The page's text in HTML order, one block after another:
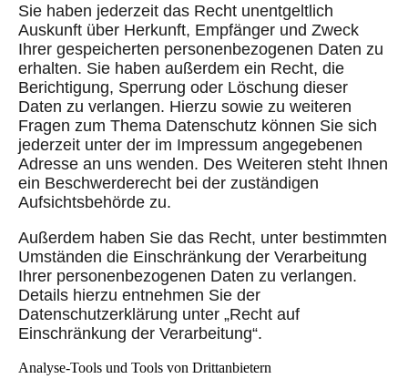
Sie haben jederzeit das Recht unentgeltlich
Auskunft über Herkunft, Empfänger und Zweck
Ihrer gespeicherten personenbezogenen Daten zu
erhalten. Sie haben außerdem ein Recht, die
Berichtigung, Sperrung oder Löschung dieser
Daten zu verlangen. Hierzu sowie zu weiteren
Fragen zum Thema Datenschutz können Sie sich
jederzeit unter der im Impressum angegebenen
Adresse an uns wenden. Des Weiteren steht Ihnen
ein Beschwerderecht bei der zuständigen
Aufsichtsbehörde zu.
Außerdem haben Sie das Recht, unter bestimmten
Umständen die Einschränkung der Verarbeitung
Ihrer personenbezogenen Daten zu verlangen.
Details hierzu entnehmen Sie der
Datenschutzerklärung unter „Recht auf
Einschränkung der Verarbeitung“.
Analyse-Tools und Tools von Drittanbietern